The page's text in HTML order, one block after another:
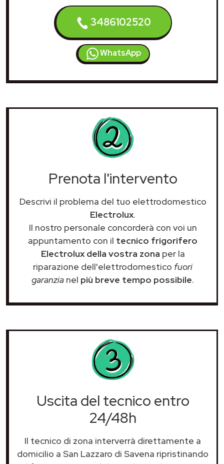
3486102520
WhatsApp
Prenota l'intervento
Descrivi il problema del tuo elettrodomestico
Electrolux.
Il nostro personale concorderà con voi un
appuntamento con il tecnico frigorifero
Electrolux della vostra zona per la
riparazione dell'elettrodomestico fuori
garanzia nel più breve tempo possibile.
Uscita del tecnico entro
24/48h
Il tecnico di zona interverrà direttamente a
domicilio a San Lazzaro di Savena ripristinando